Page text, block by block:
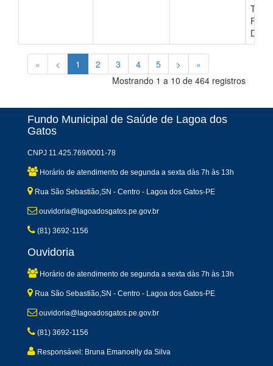
« < 1 2 3 4 5 >
»
Mostrando 1 a 10 de 464 registros
Fundo Municipal de Saúde de Lagoa dos
Gatos
CNPJ 11.425.769/0001-78
Horário de atendimento de segunda a sexta dàs 7h às 13h
Rua São Sebastião,SN - Centro - Lagoa dos Gatos-PE
ouvidoria@lagoadosgatos.pe.gov.br
(81) 3692-1156
Ouvidoria
Horário de atendimento de segunda a sexta dàs 7h às 13h
Rua São Sebastião,SN - Centro - Lagoa dos Gatos-PE
ouvidoria@lagoadosgatos.pe.gov.br
(81) 3692-1156
Responsável: Bruna Emanoelly da Silva